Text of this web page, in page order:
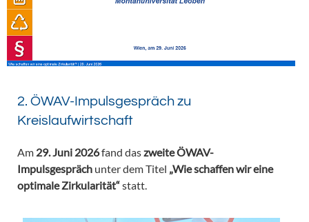
2. ÖWAV-Impulsgespräch zu
Kreislaufwirtschaft
Am 29. Juni 2026fand daszweite ÖWAV-
Impulsgespräch unter dem Titel „Wie schaffen wir eine
optimale Zirkularität“statt.